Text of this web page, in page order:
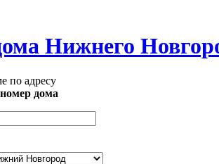
содержанию
Нижнего
по адресу
дома